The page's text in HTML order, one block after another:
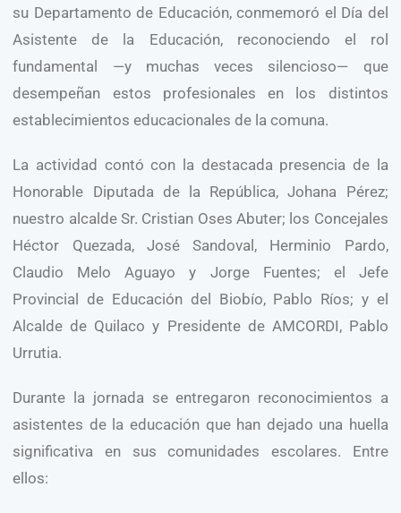
su Departamento de Educación, conmemoró el Día del
Asistente de la Educación, reconociendo el rol
fundamental —y muchas veces silencioso— que
desempeñan estos profesionales en los distintos
establecimientos educacionales de la comuna.
La actividad contó con la destacada presencia de la
Honorable Diputada de la República, Johana Pérez;
nuestro alcalde Sr. Cristian Oses Abuter; los Concejales
Héctor Quezada, José Sandoval, Herminio Pardo,
Claudio Melo Aguayo y Jorge Fuentes; el Jefe
Provincial de Educación del Biobío, Pablo Ríos; y el
Alcalde de Quilaco y Presidente de AMCORDI, Pablo
Urrutia.
Durante la jornada se entregaron reconocimientos a
asistentes de la educación que han dejado una huella
significativa en sus comunidades escolares. Entre
ellos: